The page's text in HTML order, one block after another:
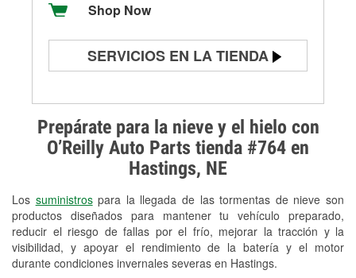
Prepárate para la nieve y el hielo con
O’Reilly Auto Parts tienda #764 en
Hastings, NE
Los suministrospara la llegada de las tormentas de nieve son
productos diseñados para mantener tu vehículo preparado,
reducir el riesgo de fallas por el frío, mejorar la tracción y la
visibilidad, y apoyar el rendimiento de la batería y el motor
durante condiciones invernales severas en Hastings.
Shop Now
SERVICIOS EN LA TIENDA
Prueba de alternadores y
arrancadores
Revisión de la luz "Check Engine"
Reciclaje de baterías y aceite
Instalación de bombillas de faros
Instalación de limpiaparabrisas